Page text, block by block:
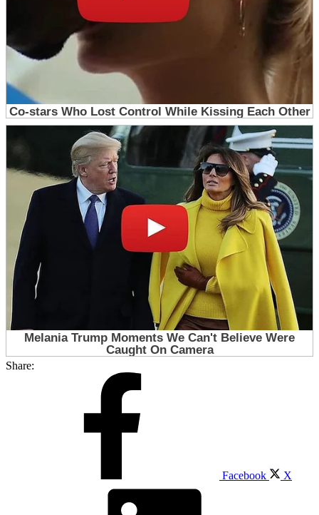
Share:
Facebook X